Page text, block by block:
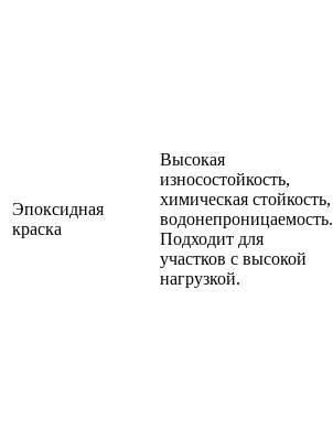
Эпоксидная
краска
Высокая
износостойкость,
химическая стойкость,
водонепроницаемость.
Подходит для
участков с высокой
нагрузкой.